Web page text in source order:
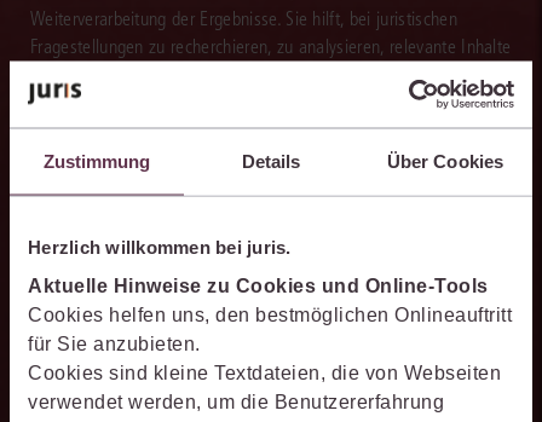
Zustimmung Details Über Cookies
Herzlich willkommen bei juris.
Aktuelle Hinweise zu Cookies und Online-Tools
Cookies helfen uns, den bestmöglichen Onlineauftritt
für Sie anzubieten.
Cookies sind kleine Textdateien, die von Webseiten
verwendet werden, um die Benutzererfahrung
Weiterverarbeitung der Ergebnisse. Sie hilft, bei juristischen
Fragestellungen zu recherchieren, zu analysieren, relevante Inhalte
einzuordnen, Argumentationen transparent zu belegen und mit
darauf aufbauenden Textentwürfen viel Zeit zu sparen.
Effizienter recherchieren
Die juris KI-Suite ermöglicht Ihnen, nach ganzen Sachverhalten
statt nur nach Stichworten zu recherchieren. So finden Sie
relevante Inhalte schneller und erhalten Ergebnisse, mit denen
Sie direkt weiterarbeiten können.